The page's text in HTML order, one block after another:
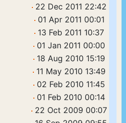
22 Dec 2011 22:42
01 Apr 2011 00:01
13 Feb 2011 10:37
01 Jan 2011 00:00
18 Aug 2010 15:19
11 May 2010 13:49
02 Feb 2010 11:45
01 Feb 2010 00:14
22 Oct 2009 00:07